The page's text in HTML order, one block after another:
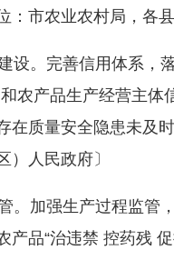
：市农业农村局，各
。完善信用体系，落
农产品生产经营主
在质量安全隐患未及
）人民政府〕
加强生产过程监管
产品“治违禁 控药残